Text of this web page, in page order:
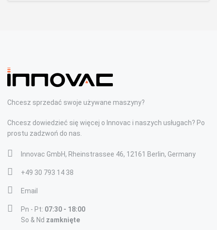
Chcesz sprzedać swoje używane maszyny?
Chcesz dowiedzieć się więcej o Innovac i naszych usługach? Po
prostu zadzwoń do nas.
Innovac GmbH, Rheinstrassee 46, 12161 Berlin, Germany
+49 30 793 14 38
Email
Pn - Pt: 07:30 - 18:00
So & Nd zamknięte